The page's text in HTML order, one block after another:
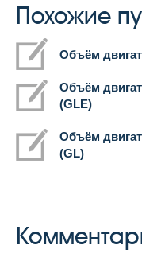
Похожие
Объём
Объём
(GLE)
Объём
(GL)